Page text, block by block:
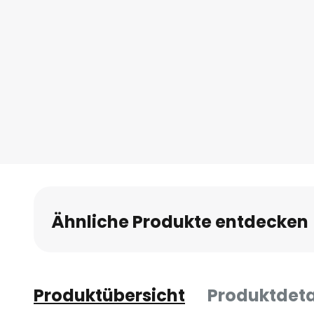
Ähnliche Produkte entdecken
Produktübersicht